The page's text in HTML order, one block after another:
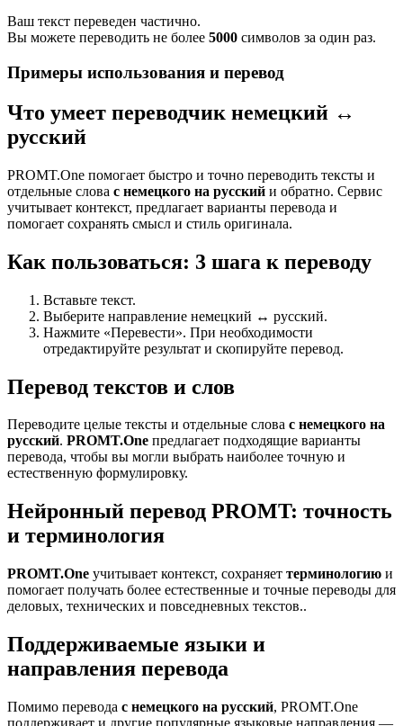
Ваш текст переведен частично.
Вы можете переводить не более 5000 символов за один раз.
Примеры использования и перевод
Что умеет переводчик немецкий ↔
русский
PROMT.One помогает быстро и точно переводить тексты и
отдельные слова с немецкого на русский и обратно. Сервис
учитывает контекст, предлагает варианты перевода и
помогает сохранять смысл и стиль оригинала.
Как пользоваться: 3 шага к переводу
Вставьте текст.
Выберите направление немецкий ↔ русский.
Нажмите «Перевести». При необходимости
отредактируйте результат и скопируйте перевод.
Перевод текстов и слов
Переводите целые тексты и отдельные слова с немецкого на
русский. PROMT.One предлагает подходящие варианты
перевода, чтобы вы могли выбрать наиболее точную и
естественную формулировку.
Нейронный перевод PROMT: точность
и терминология
PROMT.One учитывает контекст, сохраняет терминологию и
помогает получать более естественные и точные переводы для
деловых, технических и повседневных текстов..
Поддерживаемые языки и
направления перевода
Помимо перевода с немецкого на русский, PROMT.One
поддерживает и другие популярные языковые направления —